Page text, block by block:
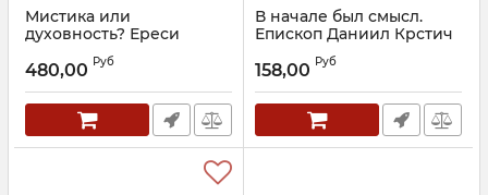
Мистика или
духовность? Ереси
против христианства.
Священник Владимир
Артикул: 16299
480,00 Руб
В начале был смысл.
Епископ Даниил Крстич
12422
158,00 Руб